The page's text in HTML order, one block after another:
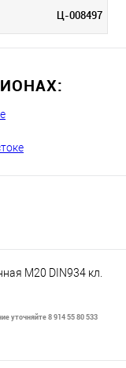
Ц-008497
М20 DIN934 кл.
уточняйте 8 914 55 80 533